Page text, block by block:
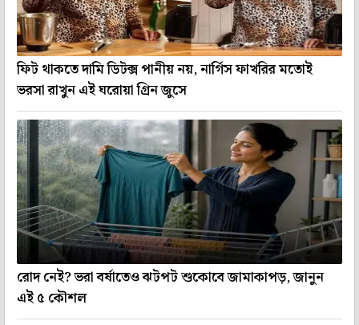
ফিট থাকতে দামি ডিটক্স পানীয় নয়, নার্গিস ফাখরির মতোই
ভরসা রাখুন এই ঘরোয়া গ্রিন জুসে
রোদ নেই? ভরা বর্ষাতেও ঝটপট শুকোবে জামাকাপড়, জানুন
এই ৫ কৌশল